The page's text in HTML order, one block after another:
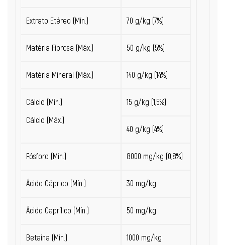
Extrato Etéreo (Mín.) 70 g/kg (7%)
Matéria Fibrosa (Máx.) 50 g/kg (5%)
Matéria Mineral (Máx.) 140 g/kg (14%)
Cálcio (Mín.)
Cálcio (Máx.)
15 g/kg (1,5%)
40 g/kg (4%)
Fósforo (Mín.) 8000 mg/kg (0,8%)
Ácido Cáprico (Mín.) 30 mg/kg
Ácido Caprílico (Mín.) 50 mg/kg
Betaína (Mín.) 1000 mg/kg